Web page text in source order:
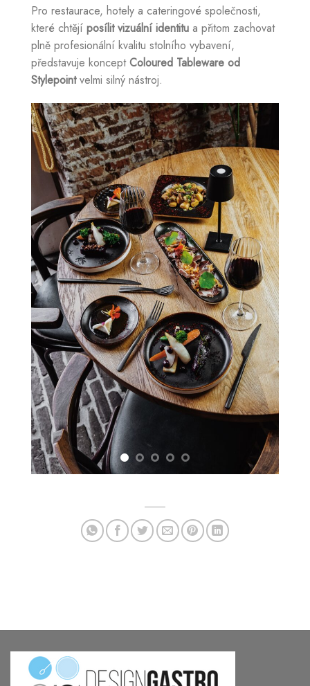
Pro restaurace, hotely a cateringové společnosti,
které chtějí posílit vizuální identitu a přitom zachovat
plně profesionální kvalitu stolního vybavení,
představuje konceptColoured Tableware od
Stylepointvelmi silný nástroj.